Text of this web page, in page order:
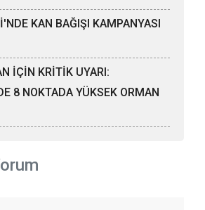
KAN BAĞIŞI KAMPANYASI
İÇİN KRİTİK UYARI:
8 NOKTADA YÜKSEK ORMAN